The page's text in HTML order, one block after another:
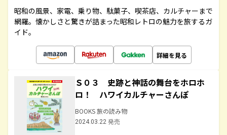
昭和の風景、家電、乗り物、駄菓子、喫茶店、カルチャーまで
網羅。懐かしさと驚きが詰まった昭和レトロの魅力を旅するガ
イド。
詳細を見る
Ｓ０３ 史跡と神話の舞台をホロホ
ロ！ ハワイカルチャーさんぽ
BOOKS 旅の読み物
2024.03.22 発売